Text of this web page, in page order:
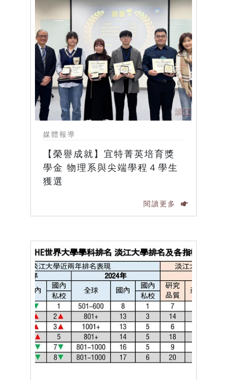
媒體報導
【榮譽成就】宜特菁英培育獎
學金 物理系與尖端學程４學生
獲選
閱讀更多